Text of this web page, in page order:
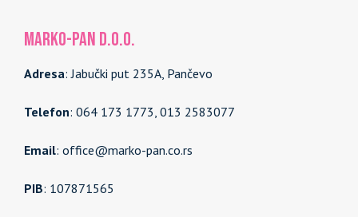
MARKO-PAN d.o.o.
Adresa: Jabučki put 235A, Pančevo
Telefon: 064 173 1773, 013 2583077
Email: office@marko-pan.co.rs
PIB: 107871565